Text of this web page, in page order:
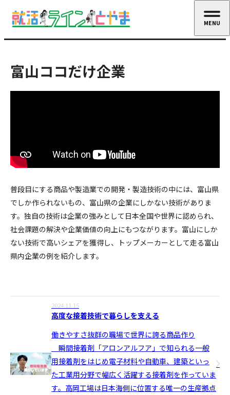
富山ココだけ企業
普段目にする商品や製造業での開発・製造技術の中には、富山県
でしか作られないもの、富山県の企業にしかない技術がありま
す。独自の技術は企業の強みとして日本全国や世界に認められ、
社会課題の解決や企業価値の向上にもつながります。富山にしか
ない技術で高いシェアを獲得し、トップメーカーとして走る富山
県内企業の例を紹介します。
2024.11.15
高度な接着技術で暮らしを支える
働きやすさ抜群の職場で世界に誇る商品作り
瞬間接着剤「アロンアルフア」で知られる一般
用接着剤をはじめ電子材料や自動車、建築といっ
た工業用分野で幅広く活躍する接着剤を作っていま
す。高岡工場は日本海側に位置する唯一の生産拠点
MENU